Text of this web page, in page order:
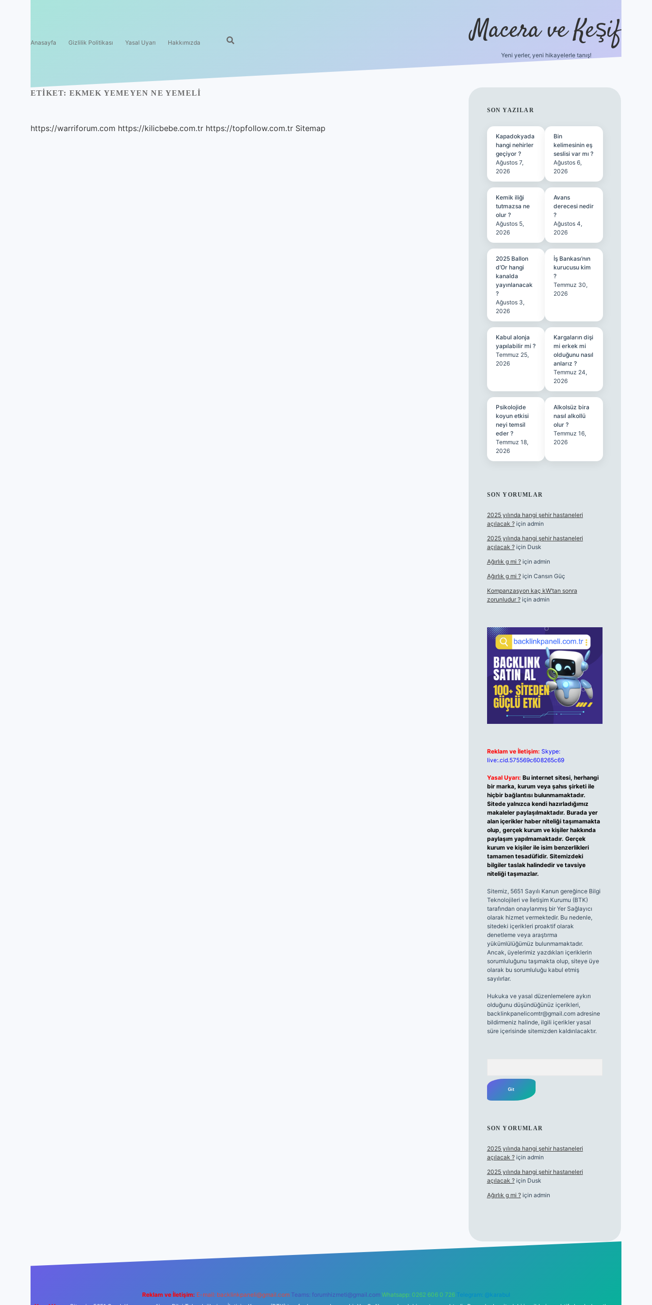
Anasayfa Gizlilik Politikası Yasal Uyarı Hakkımızda Macera ve Keşif
Yeni yerler, yeni hikayelerle tanış!
ETIKET: EKMEK YEMEYEN NE YEMELI
https://warriforum.com https://kilicbebe.com.tr https://topfollow.com.tr Sitemap
SIDEBAR
SON YAZILAR
Kapadokyada
hangi nehirler
geçiyor ?
Ağustos 7,
2026
Bin
kelimesinin eş
seslisi var mı ?
Ağustos 6,
2026
Kemik iliği
tutmazsa ne
olur ?
Ağustos 5,
2026
Avans
derecesi nedir
?
Ağustos 4,
2026
2025 Ballon
d’Or hangi
kanalda
yayınlanacak
?
Ağustos 3,
2026
İş Bankası’nın
kurucusu kim
?
Temmuz 30,
2026
Kabul alonja
yapılabilir mi ?
Temmuz 25,
2026
Kargaların dişi
mi erkek mi
olduğunu nasıl
anlarız ?
Temmuz 24,
2026
Psikolojide
koyun etkisi
neyi temsil
eder ?
Temmuz 18,
2026
Alkolsüz bira
nasıl alkollü
olur ?
Temmuz 16,
2026
SON YORUMLAR
2025 yılında hangi şehir hastaneleri
açılacak ?için admin
2025 yılında hangi şehir hastaneleri
açılacak ?için Dusk
Ağırlık g mi ?için admin
Ağırlık g mi ?için Cansın Güç
Kompanzasyon kaç kW’tan sonra
zorunludur ?için admin
Reklam ve İletişim: Skype:
live:.cid.575569c608265c69
Yasal Uyarı: Bu internet sitesi, herhangi
bir marka, kurum veya şahıs şirketi ile
hiçbir bağlantısı bulunmamaktadır.
Sitede yalnızca kendi hazırladığımız
makaleler paylaşılmaktadır. Burada yer
alan içerikler haber niteliği taşımamakta
olup, gerçek kurum ve kişiler hakkında
paylaşım yapılmamaktadır. Gerçek
kurum ve kişiler ile isim benzerlikleri
tamamen tesadüfidir. Sitemizdeki
bilgiler taslak halindedir ve tavsiye
niteliği taşımazlar.
Sitemiz, 5651 Sayılı Kanun gereğince Bilgi
Teknolojileri ve İletişim Kurumu (BTK)
tarafından onaylanmış bir Yer Sağlayıcı
olarak hizmet vermektedir. Bu nedenle,
sitedeki içerikleri proaktif olarak
denetleme veya araştırma
yükümlülüğümüz bulunmamaktadır.
Ancak, üyelerimiz yazdıkları içeriklerin
sorumluluğunu taşımakta olup, siteye üye
olarak bu sorumluluğu kabul etmiş
sayılırlar.
Hukuka ve yasal düzenlemelere aykırı
olduğunu düşündüğünüz içerikleri,
backlinkpanelicomtr@gmail.comadresine
bildirmeniz halinde, ilgili içerikler yasal
süre içerisinde sitemizden kaldırılacaktır.
SON YORUMLAR
2025 yılında hangi şehir hastaneleri
açılacak ?için admin
2025 yılında hangi şehir hastaneleri
açılacak ?için Dusk
Ağırlık g mi ?için admin
hiltonbet yeni giriş
Reklam ve İletişim: E-mail: backlinkpaneli@gmail.com Teams: forumhizmeti@gmail.com Whatsapp: 0262 606 0 726 Telegram: @karabul